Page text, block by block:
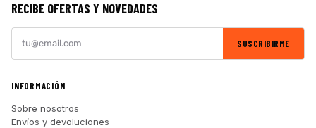
RECIBE OFERTAS Y NOVEDADES
SUSCRIBIRME
INFORMACIÓN
Sobre nosotros
Envíos y devoluciones